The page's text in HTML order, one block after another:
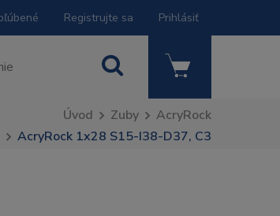
Registrujte sa Prihlásiť
Úvod Zuby
AcryRock
AcryRock 1x28 S15-I38-D37, C3